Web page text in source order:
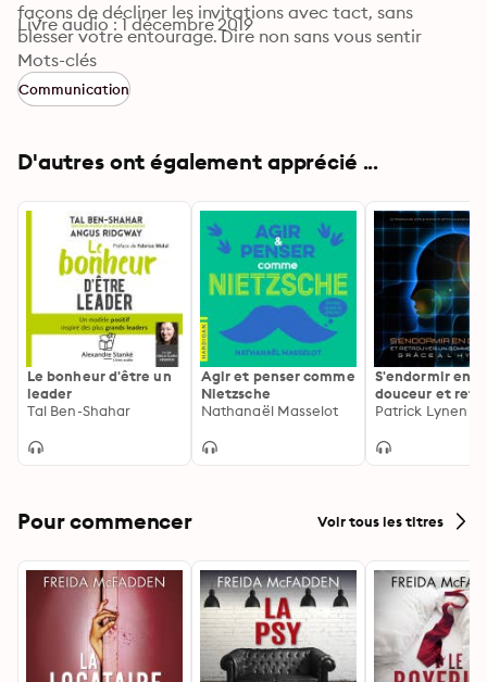
façons de décliner les invitations avec tact, sans
blesser votre entourage. Dire non sans vous sentir
coupable, c’est privilégier vos propres priorités et tirer
le meilleur parti des occasions qui se présentent.
Renouez avec les activités qui vous stimulent,
chères et dites oui au plaisir de profiter pleinement de
Livre audio : 1 décembre 2019
Mots-clés
Communication
D'autres ont également apprécié ...
Le bonheur d'être un
leader
Tal Ben-Shahar
Agir et penser comme
Nietzsche
Nathanaël Masselot
S'endormir en
douceur et
un sommeil de
l'hypnose: Un
techniques
Patrick Lynen
Pour commencer Voir tous les titres